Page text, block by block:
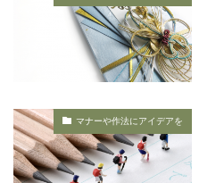
マナーや作法にアイデアを